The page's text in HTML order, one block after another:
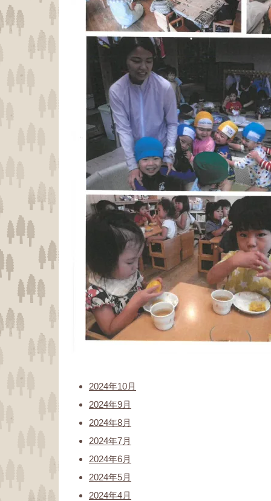
2024年10月
2024年9月
2024年8月
2024年7月
2024年6月
2024年5月
2024年4月